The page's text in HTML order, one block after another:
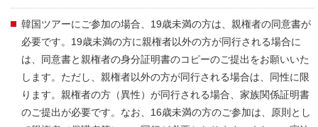
韓国ツアーにご参加の場合、19歳未満の方は、親権者の同意書が
必要です。19歳未満の方に親権者以外の方が同行される場合に
は、同意書と親権者の身分証明書のコピーのご提出をお願いいた
します。ただし、親権者以外の方が同行される場合は、同性に限
ります。親権者の方（異性）が同行される場合、家族関係証明書
のご提出が必要です。なお、16歳未満の方のご参加は、原則とし